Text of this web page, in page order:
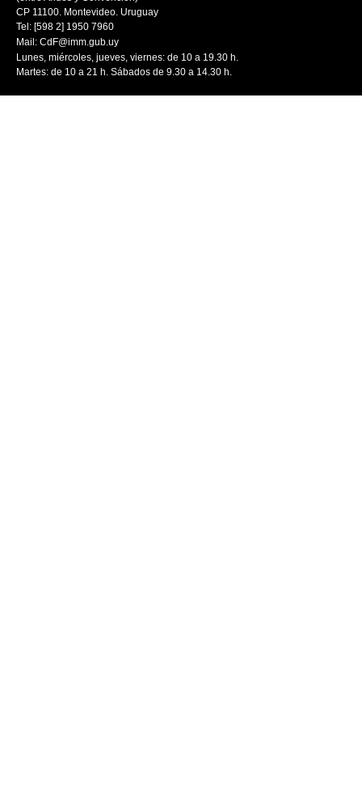
CP 11100. Montevideo. Uruguay
Tel: [598 2] 1950 7960
Mail: CdF@imm.gub.uy
Lunes, miércoles, jueves, viernes: de 10 a 19.30 h.
Martes: de 10 a 21 h. Sábados de 9.30 a 14.30 h.